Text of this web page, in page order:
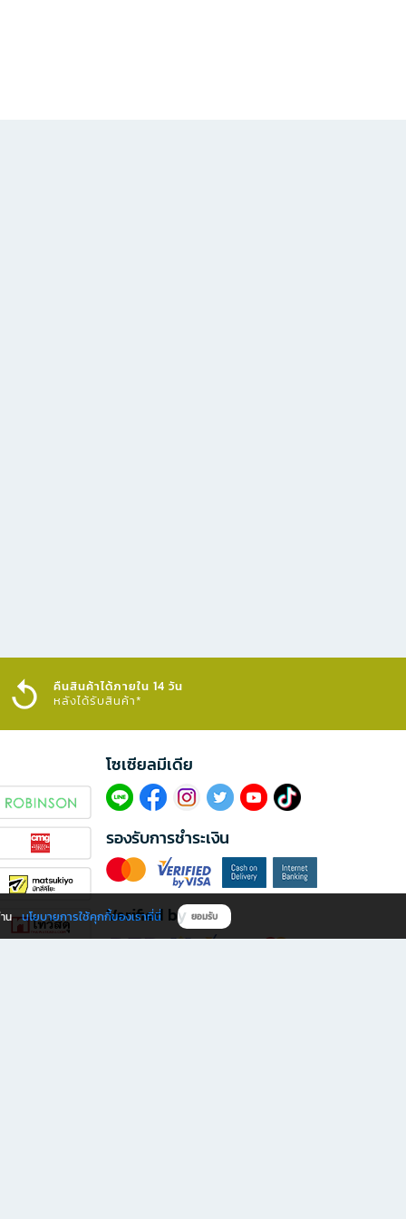
คืนสินค้าได้ภายใน 14 วัน
หลังได้รับสินค้า*
โซเซียลมีเดีย​
รองรับการชำระเงิน
Verified by
น นโยบายการใช้คุกกี้ของเราที่นี่ ยอมรับ